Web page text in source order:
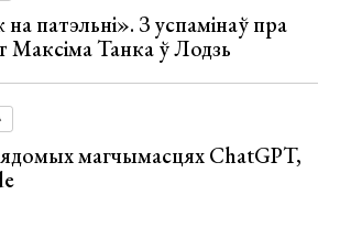
патэльні». З успамінаў пра
Максіма Танка ў Лодзь
магчымасцях ChatGPT,